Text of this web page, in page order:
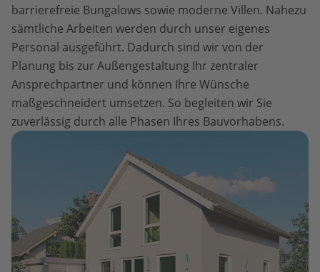
barrierefreie Bungalows sowie moderne Villen. Nahezu
sämtliche Arbeiten werden durch unser eigenes
Personal ausgeführt. Dadurch sind wir von der
Planung bis zur Außengestaltung Ihr zentraler
Ansprechpartner und können Ihre Wünsche
maßgeschneidert umsetzen. So begleiten wir Sie
zuverlässig durch alle Phasen Ihres Bauvorhabens.